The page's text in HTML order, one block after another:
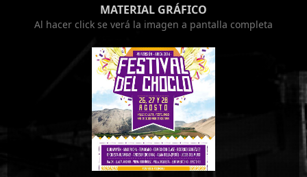
MATERIAL GRÁFICO
Al hacer click se verá la imagen a pantalla completa